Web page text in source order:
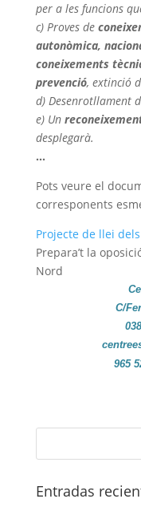
per a les funcions
c) Proves de
autonòmica,
coneixements
prevenció, extinció
d) Desenrotllament
e) Un
desplegarà.
…
Pots veure el
corresponents
Projecte de llei dels
Prepara’t la
Nord
C/
965
Entradas